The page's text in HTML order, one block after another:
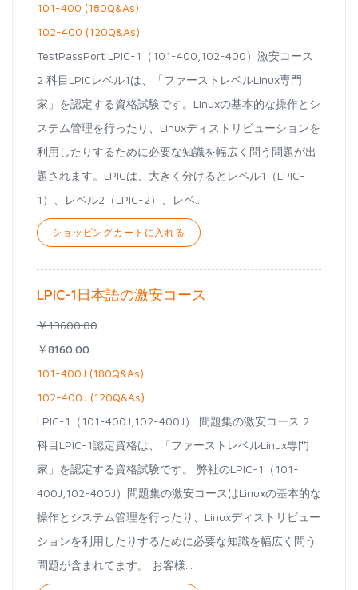
101-400 (180Q&As)
102-400 (120Q&As)
TestPassPort LPIC-1（101-400,102-400）激安コース
2 科目LPICレベル1は、「ファーストレベルLinux専門
家」を認定する資格試験です。Linuxの基本的な操作とシ
ステム管理を行ったり、Linuxディストリビューションを
利用したりするために必要な知識を幅広く問う問題が出
題されます。LPICは、大きく分けるとレベル1（LPIC-
1）、レベル2（LPIC-2）、レベ...
ショッピングカートに入れる
LPIC-1日本語の激安コース
￥13600.00
￥8160.00
101-400J (180Q&As)
102-400J (120Q&As)
LPIC-1（101-400J,102-400J） 問題集の激安コース 2
科目LPIC-1認定資格は、「ファーストレベルLinux専門
家」を認定する資格試験です。 弊社のLPIC-1（101-
400J,102-400J）問題集の激安コースはLinuxの基本的な
操作とシステム管理を行ったり、Linuxディストリビュー
ションを利用したりするために必要な知識を幅広く問う
問題が含まれてます。 お客様...